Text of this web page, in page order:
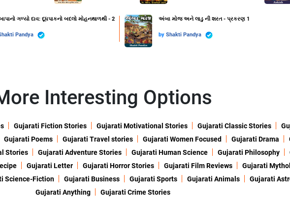
ગળ્યો દાવ: દૂધપાકનો બદલો મોહનથાળથી - 2
Pandya
અંબા મોજ અને લાડુ ની શરત - પ્રકરણ 1
by Shakti Pandya
Interesting Options
Gujarati Fiction Stories Gujarati Motivational Stories Gujarati Classic Stories
Gujarati Poems Gujarati Travel stories Gujarati Women Focused Gujarati Drama
Stories Gujarati Adventure Stories Gujarati Human Science Gujarati Philosophy
Gujarati Letter Gujarati Horror Stories Gujarati Film Reviews
Gujarati
Science-Fiction Gujarati Business Gujarati Sports Gujarati Animals Gujarati
Gujarati Anything
Gujarati Crime Stories